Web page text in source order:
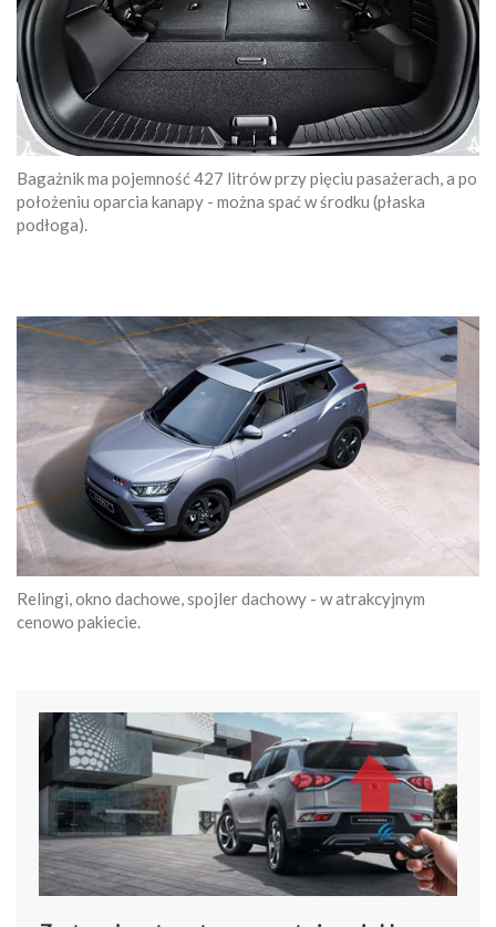
Bagażnik ma pojemność 427 litrów przy pięciu pasażerach, a po
położeniu oparcia kanapy - można spać w środku (płaska
podłoga).
Relingi, okno dachowe, spojler dachowy - w atrakcyjnym
cenowo pakiecie.